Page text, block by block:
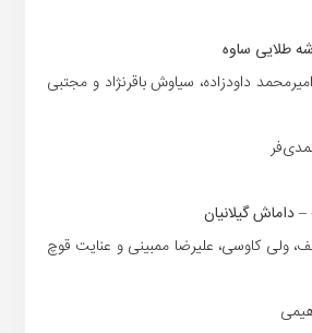
طلایی ساوه
داودزاده، سیاوش باقرنژاد و مجتبی
گیلانیان
ولی کاوسی، علیرضا ممبینی و عنایت قوچ